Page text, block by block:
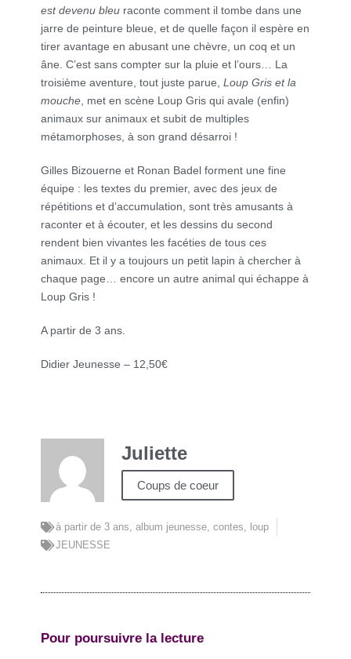
est devenu bleu raconte comment il tombe dans une
jarre de peinture bleue, et de quelle façon il espère en
tirer avantage en abusant une chèvre, un coq et un
âne. C’est sans compter sur la pluie et l’ours… La
troisième aventure, tout juste parue,Loup Gris et la
mouche , met en scène Loup Gris qui avale (enfin)
animaux sur animaux et subit de multiples
métamorphoses, à son grand désarroi !
Gilles Bizouerne et Ronan Badel forment une fine
équipe : les textes du premier, avec des jeux de
répétitions et d’accumulation, sont très amusants à
raconter et à écouter, et les dessins du second
rendent bien vivantes les facéties de tous ces
animaux. Et il y a toujours un petit lapin à chercher à
chaque page… encore un autre animal qui échappe à
Loup Gris !
A partir de 3 ans.
Didier Jeunesse – 12,50€
Juliette
Coups de coeur
à partir de 3 ans,album jeunesse,contes, loup
JEUNESSE
Pour poursuivre la lecture